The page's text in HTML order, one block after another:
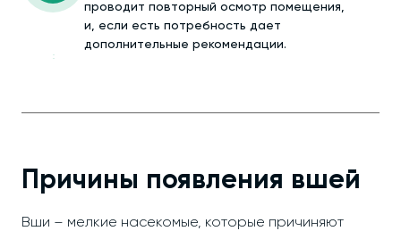
проводит повторный осмотр помещения,
и, если есть потребность дает
дополнительные рекомендации.
Причины появления вшей
Вши – мелкие насекомые, которые причиняют